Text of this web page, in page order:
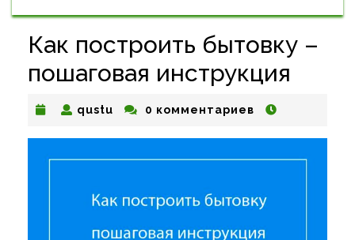
Button
Как построить бытовку –
пошаговая инструкция
qustu qustu0 комментариев